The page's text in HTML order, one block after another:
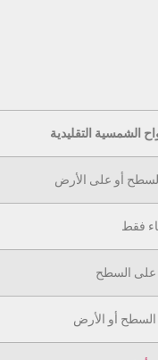
الشمسية التقليدية
أو على الأرض
فقط
على السطح
أو الأرض